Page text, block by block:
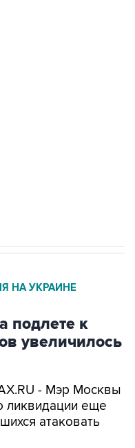
НА УКРАИНЕ
подлете к
увеличилось
- Мэр Москвы
ликвидации еще
атаковать